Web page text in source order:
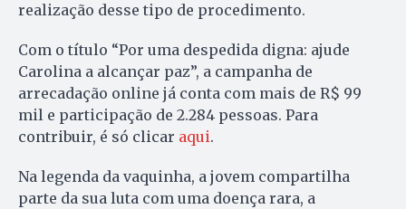
realização desse tipo de procedimento.
Com o título “Por uma despedida digna: ajude
Carolina a alcançar paz”, a campanha de
arrecadação online já conta com mais de R$ 99
mil e participação de 2.284 pessoas. Para
contribuir, é só clicar aqui.
Na legenda da vaquinha, a jovem compartilha
parte da sua luta com uma doença rara, a